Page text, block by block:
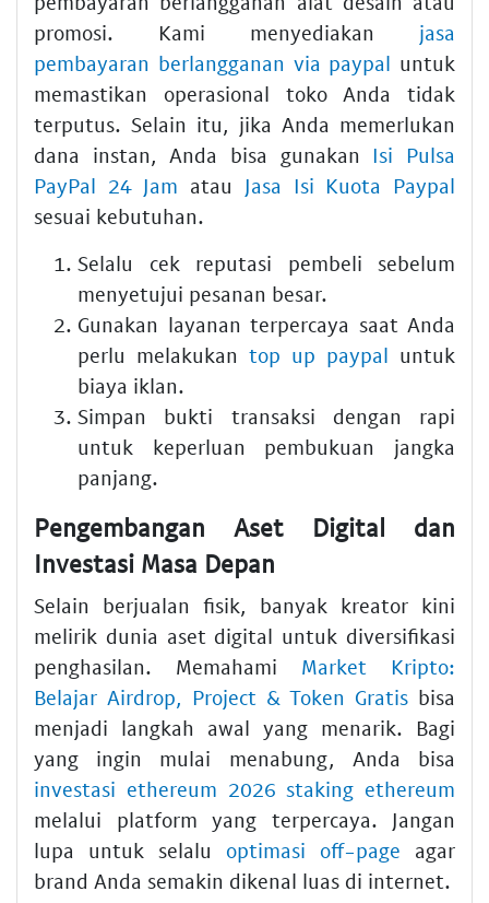
promosi. Kami menyediakan jasa
pembayaran berlangganan via paypal untuk
memastikan operasional toko Anda tidak
terputus. Selain itu, jika Anda memerlukan
dana instan, Anda bisa gunakan Isi Pulsa
PayPal 24 Jam atau Jasa Isi Kuota Paypal
sesuai kebutuhan.
Selalu cek reputasi pembeli sebelum
menyetujui pesanan besar.
Gunakan layanan terpercaya saat Anda
perlu melakukan top up paypal untuk
biaya iklan.
Simpan bukti transaksi dengan rapi
untuk keperluan pembukuan jangka
panjang.
Pengembangan Aset Digital dan
Investasi Masa Depan
Selain berjualan fisik, banyak kreator kini
melirik dunia aset digital untuk diversifikasi
penghasilan. Memahami Market Kripto:
Belajar Airdrop, Project & Token Gratis bisa
menjadi langkah awal yang menarik. Bagi
yang ingin mulai menabung, Anda bisa
investasi ethereum 2026 staking ethereum
melalui platform yang terpercaya. Jangan
lupa untuk selalu optimasi off-page agar
brand Anda semakin dikenal luas di internet.